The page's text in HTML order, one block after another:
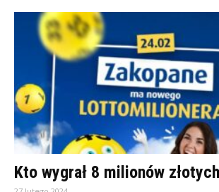
Kto wygrał 8 milionów